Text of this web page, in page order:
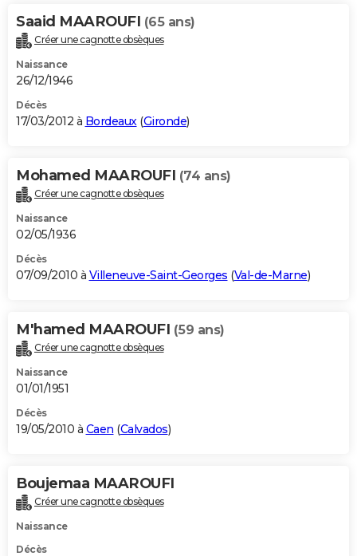
Saaid MAAROUFI (65 ans)
Créer une cagnotte obsèques
Naissance
26/12/1946
Décès
17/03/2012 à Bordeaux(Gironde)
Mohamed MAAROUFI (74 ans)
Créer une cagnotte obsèques
Naissance
02/05/1936
Décès
07/09/2010 à Villeneuve-Saint-Georges (Val-de-Marne)
M'hamed MAAROUFI (59 ans)
Créer une cagnotte obsèques
Naissance
01/01/1951
Décès
19/05/2010 à Caen (Calvados)
Boujemaa MAAROUFI
Créer une cagnotte obsèques
Naissance
Décès